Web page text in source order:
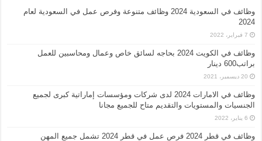
وظائف في السعودية 2024 وظائف متنوعة وفرص عمل في السعودية لعام
2024
7 فبراير، 2022
وظائف في الكويت 2024 بحاجه لسائق خاص وعمال ومحاسبين للعمل
براتب600 دينار
20 ديسمبر، 2021
وظائف في الامارات 2024 لدى شركات ومؤسسات إماراتية كبرى لجميع
الجنسيات والمستويات والتقديم متاح للجميع مجانا
6 يناير، 2022
وظائف في قطر 2024 فرص عمل في قطر 2024 تشمل جميع المهن